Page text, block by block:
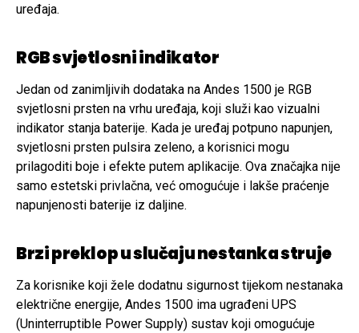
uređaja.
RGB svjetlosni indikator
Jedan od zanimljivih dodataka na Andes 1500 je RGB
svjetlosni prsten na vrhu uređaja, koji služi kao vizualni
indikator stanja baterije. Kada je uređaj potpuno napunjen,
svjetlosni prsten pulsira zeleno, a korisnici mogu
prilagoditi boje i efekte putem aplikacije. Ova značajka nije
samo estetski privlačna, već omogućuje i lakše praćenje
napunjenosti baterije iz daljine.
Brzi preklop u slučaju nestanka struje
Za korisnike koji žele dodatnu sigurnost tijekom nestanaka
električne energije, Andes 1500 ima ugrađeni UPS
(Uninterruptible Power Supply) sustav koji omogućuje